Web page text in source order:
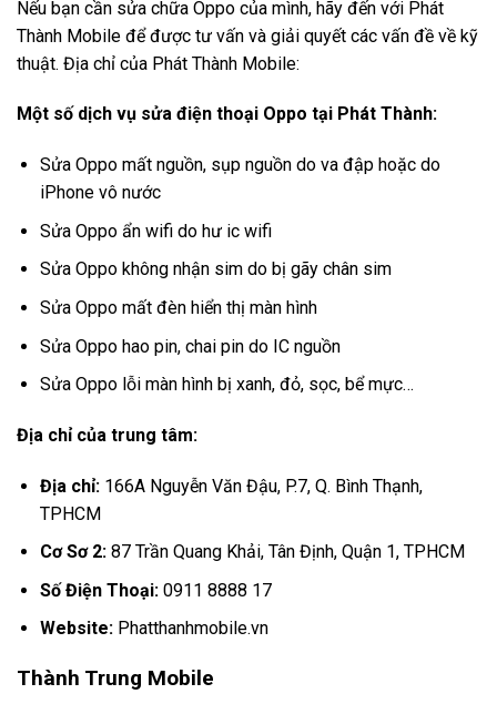
Nếu bạn cần sửa chữa Oppo của mình, hãy đến với Phát
Thành Mobile để được tư vấn và giải quyết các vấn đề về kỹ
thuật. Địa chỉ của Phát Thành Mobile:
Một số dịch vụ sửa điện thoại Oppo tại Phát Thành:
Sửa Oppo mất nguồn, sụp nguồn do va đập hoặc do
iPhone vô nước
Sửa Oppo ẩn wifi do hư ic wifi
Sửa Oppo không nhận sim do bị gãy chân sim
Sửa Oppo mất đèn hiển thị màn hình
Sửa Oppo hao pin, chai pin do IC nguồn
Sửa Oppo lỗi màn hình bị xanh, đỏ, sọc, bể mực…
Địa chỉ của trung tâm:
Địa chỉ:166A Nguyễn Văn Đậu, P.7, Q. Bình Thạnh,
TPHCM
Cơ Sơ 2: 87 Trần Quang Khải, Tân Định, Quận 1, TPHCM
Số Điện Thoại:0911 8888 17
Website:Phatthanhmobile.vn
Thành Trung Mobile